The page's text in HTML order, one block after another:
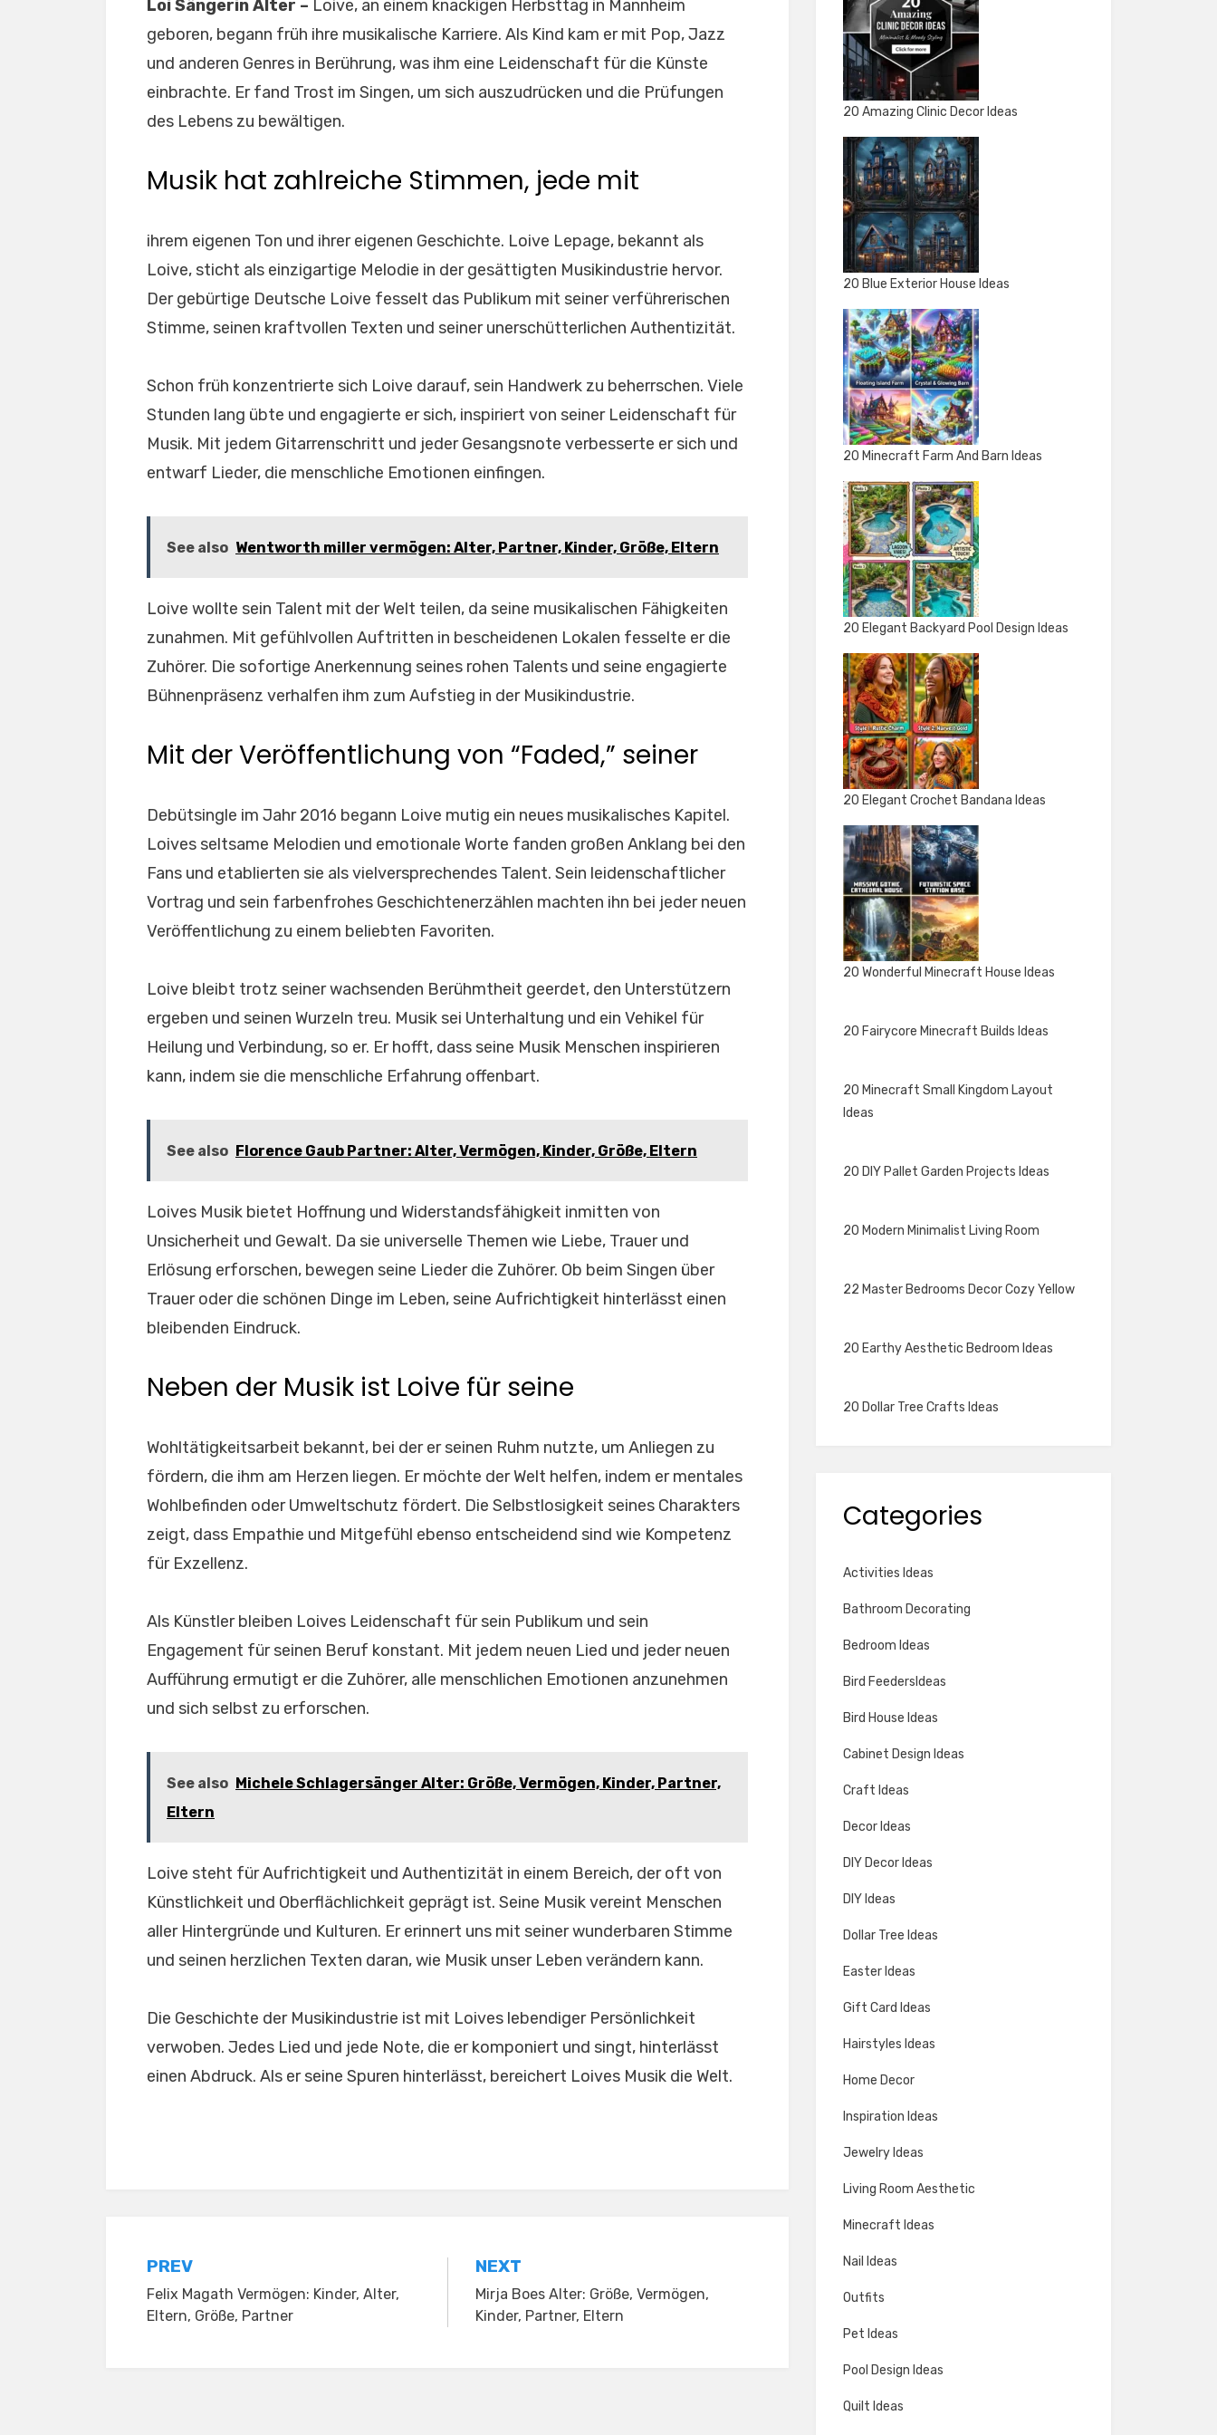
Loi Sängerin Alter – Loive, an einem knackigen Herbsttag in Mannheim
geboren, begann früh ihre musikalische Karriere. Als Kind kam er mit Pop, Jazz
und anderen Genres in Berührung, was ihm eine Leidenschaft für die Künste
einbrachte. Er fand Trost im Singen, um sich auszudrücken und die Prüfungen
des Lebens zu bewältigen.
Musik hat zahlreiche Stimmen, jede mit
ihrem eigenen Ton und ihrer eigenen Geschichte. Loive Lepage, bekannt als
Loive, sticht als einzigartige Melodie in der gesättigten Musikindustrie hervor.
Der gebürtige Deutsche Loive fesselt das Publikum mit seiner verführerischen
Stimme, seinen kraftvollen Texten und seiner unerschütterlichen Authentizität.
Schon früh konzentrierte sich Loive darauf, sein Handwerk zu beherrschen. Viele
Stunden lang übte und engagierte er sich, inspiriert von seiner Leidenschaft für
Musik. Mit jedem Gitarrenschritt und jeder Gesangsnote verbesserte er sich und
entwarf Lieder, die menschliche Emotionen einfingen.
See also Wentworth miller vermögen: Alter, Partner, Kinder, Größe, Eltern
Loive wollte sein Talent mit der Welt teilen, da seine musikalischen Fähigkeiten
zunahmen. Mit gefühlvollen Auftritten in bescheidenen Lokalen fesselte er die
Zuhörer. Die sofortige Anerkennung seines rohen Talents und seine engagierte
Bühnenpräsenz verhalfen ihm zum Aufstieg in der Musikindustrie.
Mit der Veröffentlichung von “Faded,” seiner
Debütsingle im Jahr 2016 begann Loive mutig ein neues musikalisches Kapitel.
Loives seltsame Melodien und emotionale Worte fanden großen Anklang bei den
Fans und etablierten sie als vielversprechendes Talent. Sein leidenschaftlicher
Vortrag und sein farbenfrohes Geschichtenerzählen machten ihn bei jeder neuen
Veröffentlichung zu einem beliebten Favoriten.
Loive bleibt trotz seiner wachsenden Berühmtheit geerdet, den Unterstützern
ergeben und seinen Wurzeln treu. Musik sei Unterhaltung und ein Vehikel für
Heilung und Verbindung, so er. Er hofft, dass seine Musik Menschen inspirieren
kann, indem sie die menschliche Erfahrung offenbart.
See also Florence Gaub Partner: Alter, Vermögen, Kinder, Größe, Eltern
Loives Musik bietet Hoffnung und Widerstandsfähigkeit inmitten von
Unsicherheit und Gewalt. Da sie universelle Themen wie Liebe, Trauer und
Erlösung erforschen, bewegen seine Lieder die Zuhörer. Ob beim Singen über
Trauer oder die schönen Dinge im Leben, seine Aufrichtigkeit hinterlässt einen
bleibenden Eindruck.
Neben der Musik ist Loive für seine
Wohltätigkeitsarbeit bekannt, bei der er seinen Ruhm nutzte, um Anliegen zu
fördern, die ihm am Herzen liegen. Er möchte der Welt helfen, indem er mentales
Wohlbefinden oder Umweltschutz fördert. Die Selbstlosigkeit seines Charakters
zeigt, dass Empathie und Mitgefühl ebenso entscheidend sind wie Kompetenz
für Exzellenz.
Als Künstler bleiben Loives Leidenschaft für sein Publikum und sein
Engagement für seinen Beruf konstant. Mit jedem neuen Lied und jeder neuen
Aufführung ermutigt er die Zuhörer, alle menschlichen Emotionen anzunehmen
und sich selbst zu erforschen.
See also Michele Schlagersänger Alter: Größe, Vermögen, Kinder, Partner,
Eltern
Loive steht für Aufrichtigkeit und Authentizität in einem Bereich, der oft von
Künstlichkeit und Oberflächlichkeit geprägt ist. Seine Musik vereint Menschen
aller Hintergründe und Kulturen. Er erinnert uns mit seiner wunderbaren Stimme
und seinen herzlichen Texten daran, wie Musik unser Leben verändern kann.
Die Geschichte der Musikindustrie ist mit Loives lebendiger Persönlichkeit
verwoben. Jedes Lied und jede Note, die er komponiert und singt, hinterlässt
einen Abdruck. Als er seine Spuren hinterlässt, bereichert Loives Musik die Welt.
Post
navigation
PREV
Felix Magath Vermögen: Kinder, Alter,
Eltern, Größe, Partner
NEXT
Mirja Boes Alter: Größe, Vermögen,
Kinder, Partner, Eltern
20 Amazing Clinic Decor Ideas
20 Blue Exterior House Ideas
20 Minecraft Farm And Barn Ideas
20 Elegant Backyard Pool Design Ideas
20 Elegant Crochet Bandana Ideas
20 Wonderful Minecraft House Ideas
20 Fairycore Minecraft Builds Ideas
20 Minecraft Small Kingdom Layout
Ideas
20 DIY Pallet Garden Projects Ideas
20 Modern Minimalist Living Room
22 Master Bedrooms Decor Cozy Yellow
20 Earthy Aesthetic Bedroom Ideas
20 Dollar Tree Crafts Ideas
Categories
Activities Ideas
Bathroom Decorating
Bedroom Ideas
Bird FeedersIdeas
Bird House Ideas
Cabinet Design Ideas
Craft Ideas
Decor Ideas
DIY Decor Ideas
DIY Ideas
Dollar Tree Ideas
Easter Ideas
Gift Card Ideas
Hairstyles Ideas
Home Decor
Inspiration Ideas
Jewelry Ideas
Living Room Aesthetic
Minecraft Ideas
Nail Ideas
Outfits
Pet Ideas
Pool Design Ideas
Quilt Ideas